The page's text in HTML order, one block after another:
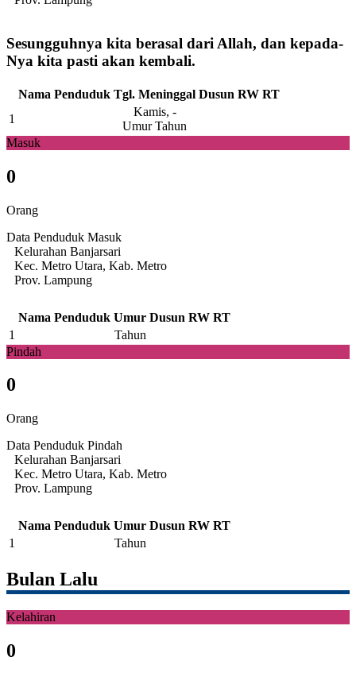
Sesungguhnya kita berasal dari Allah, dan kepada-
Nya kita pasti akan kembali.
Nama Penduduk Tgl. Meninggal Dusun RW RT
1
Kamis, -
Umur Tahun
Masuk
0
Orang
Data Penduduk Masuk
Kelurahan Banjarsari
Kec. Metro Utara, Kab. Metro
Prov. Lampung
Nama Penduduk Umur Dusun RW RT
1
Tahun
Pindah
0
Orang
Data Penduduk Pindah
Kelurahan Banjarsari
Kec. Metro Utara, Kab. Metro
Prov. Lampung
Nama Penduduk Umur Dusun RW RT
1
Tahun
Bulan Lalu
Kelahiran
0